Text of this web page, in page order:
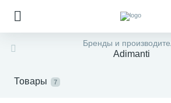
Бренды и
Adimanti
Товары 7